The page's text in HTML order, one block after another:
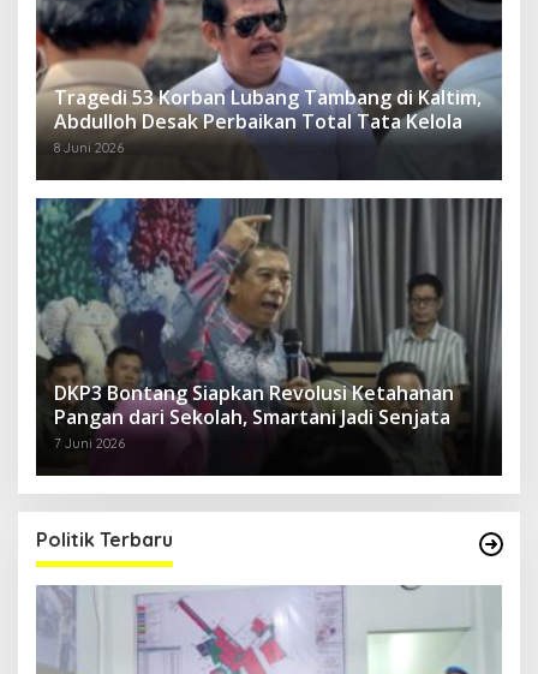
Tragedi 53 Korban Lubang Tambang di Kaltim,
Abdulloh Desak Perbaikan Total Tata Kelola
8 Juni 2026
DKP3 Bontang Siapkan Revolusi Ketahanan
Pangan dari Sekolah, Smartani Jadi Senjata
7 Juni 2026
Politik Terbaru